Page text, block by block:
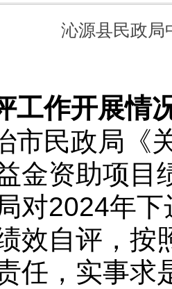
沁源县民政局
工作开展情
市民政局《
金资助项目
对2024年
效自评，按
任，实事求